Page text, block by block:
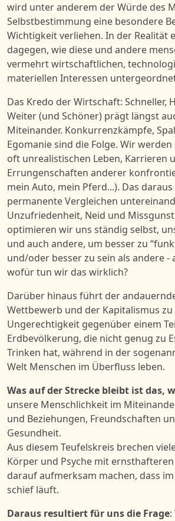
wird unter anderem der Würde des
Selbstbestimmung eine besondere
Wichtigkeit verliehen. In der Realität
dagegen, wie diese und andere
vermehrt wirtschaftlichen,
materiellen Interessen
Das Kredo der Wirtschaft: Schneller,
Weiter (und Schöner) prägt längst
Miteinander. Konkurrenzkämpfe,
Egomanie sind die Folge. Wir
oft unrealistischen Leben, Karrieren
Errungenschaften anderer
mein Auto, mein Pferd...). Das
permanente Vergleichen
Unzufriedenheit, Neid und
optimieren wir uns ständig selbst,
und auch andere, um besser zu
und/oder besser zu sein als andere
wofür tun wir das wirklich?
Darüber hinaus führt der
Wettbewerb und der Kapitalismus
Ungerechtigkeit gegenüber einem
Erdbevölkerung, die nicht genug zu
Trinken hat, während in der
Welt Menschen im Überfluss leben.
Was auf der Strecke bleibt ist das,
unsere Menschlichkeit im
und Beziehungen, Freundschaften
Gesundheit.
Aus diesem Teufelskreis brechen
Körper und Psyche mit
darauf aufmerksam machen, dass
schief läuft.
Daraus resultiert für uns die Frage